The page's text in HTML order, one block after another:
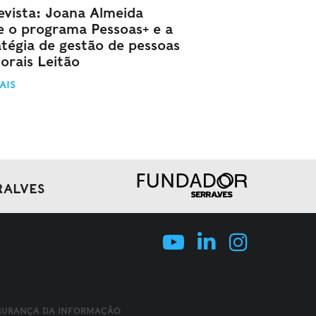
Joana Almeida
o programa Pessoas+ e a
de gestão de pessoas
Leitão
DA INFORMAÇÃO